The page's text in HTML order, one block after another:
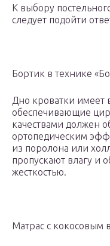
К выбору
следует подойти
Бортик в технике
Дно кроватки имеет
обеспечивающие
качествами должен
ортопедическим
из поролона или
пропускают влагу и
жесткостью.
Матрас с кокосовым